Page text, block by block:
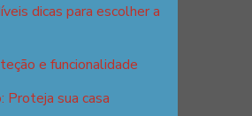
dicas para escolher a
e funcionalidade
Proteja sua casa